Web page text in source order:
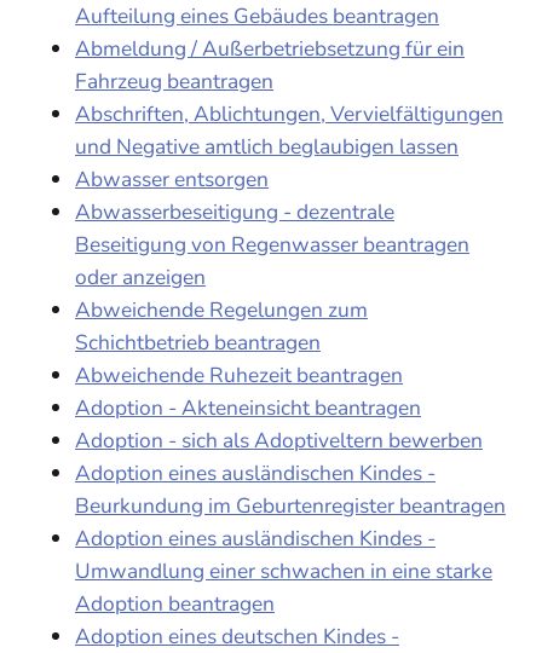
Aufteilung eines Gebäudes beantragen
Abmeldung / Außerbetriebsetzung für ein
Fahrzeug beantragen
Abschriften, Ablichtungen, Vervielfältigungen
und Negative amtlich beglaubigen lassen
Abwasser entsorgen
Abwasserbeseitigung - dezentrale
Beseitigung von Regenwasser beantragen
oder anzeigen
Abweichende Regelungen zum
Schichtbetrieb beantragen
Abweichende Ruhezeit beantragen
Adoption - Akteneinsicht beantragen
Adoption - sich als Adoptiveltern bewerben
Adoption eines ausländischen Kindes -
Beurkundung im Geburtenregister beantragen
Adoption eines ausländischen Kindes -
Umwandlung einer schwachen in eine starke
Adoption beantragen
Adoption eines deutschen Kindes -